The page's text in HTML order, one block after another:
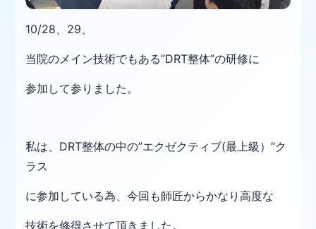
10/28、29、
当院のメイン技術でもある”DRT整体”の研修に
参加して参りました。
私は、DRT整体の中の”エクゼクティブ(最上級）”ク
ラス
に参加している為、今回も師匠からかなり高度な
技術を修得させて頂きました。